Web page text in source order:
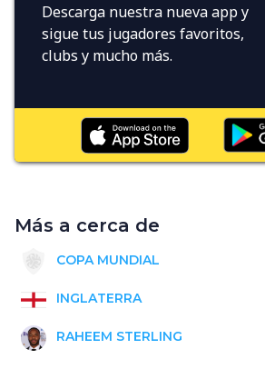
Descarga nuestra nueva app y
sigue tus jugadores favoritos,
clubs y mucho más.
Más a cerca de
COPA MUNDIAL
INGLATERRA
RAHEEM STERLING